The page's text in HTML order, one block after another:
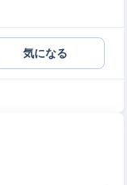
気になる